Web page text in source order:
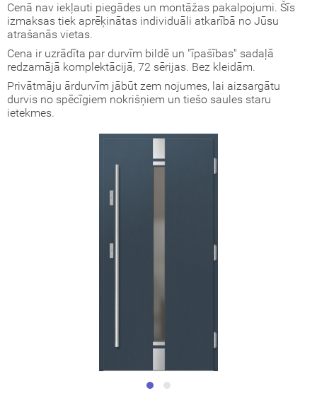
Cenā nav iekļauti piegādes un montāžas pakalpojumi. Šīs
izmaksas tiek aprēķinātas individuāli atkarībā no Jūsu
atrašanās vietas.
Cena ir uzrādīta par durvīm bildē un "īpašības" sadaļā
redzamājā komplektācijā, 72 sērijas. Bez kleidām.
Privātmāju ārdurvīm jābūt zem nojumes, lai aizsargātu
durvis no spēcīgiem nokrišņiem un tiešo saules staru
ietekmes.
izpildījuma durvis
durvis
durvis
durvis (durvis-grāmatiņa)